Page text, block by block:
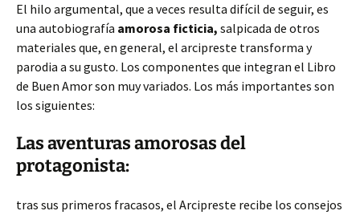
El hilo argumental, que a veces resulta difícil de seguir, es
una autobiografía amorosa ficticia, salpicada de otros
materiales que, en general, el arcipreste transforma y
parodia a su gusto. Los componentes que integran el Libro
de Buen Amor son muy variados. Los más importantes son
los siguientes:
Las aventuras amorosas del
protagonista:
tras sus primeros fracasos, el Arcipreste recibe los consejos